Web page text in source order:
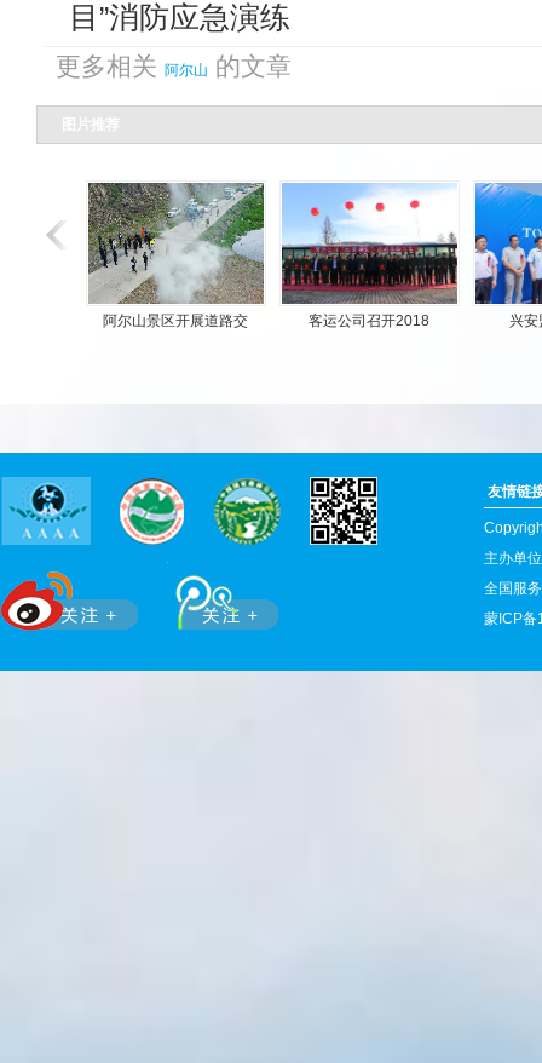
目”消防应急演练
更多相关 阿尔山 的文章
图片推荐
阿尔山景区开展道路交 客运公司召开2018 兴安
友情链
主办单
全国服
蒙ICP